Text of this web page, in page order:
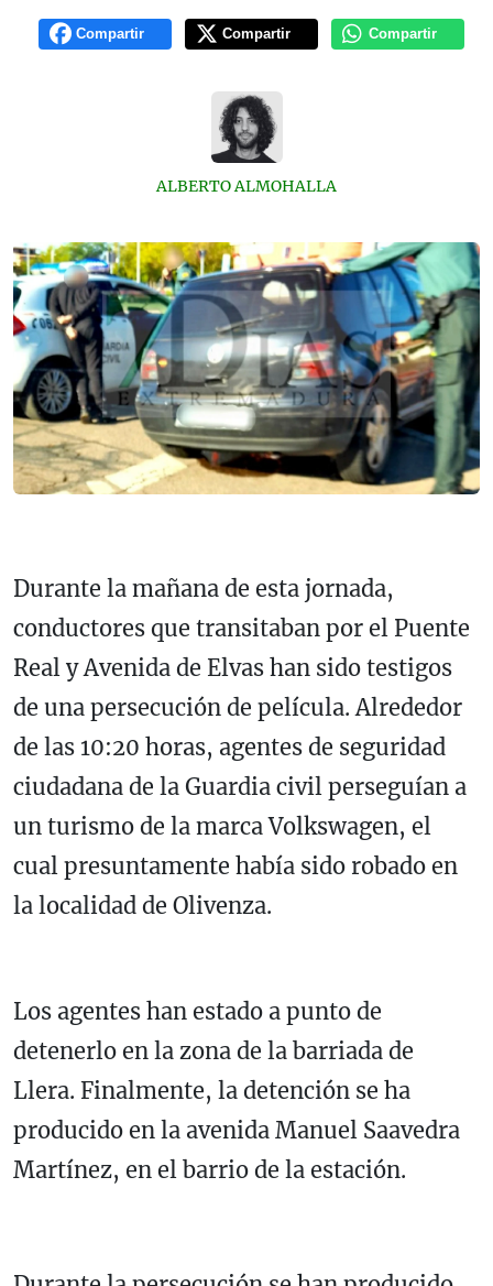
Compartir Compartir Compartir
ALBERTO ALMOHALLA
Durante la mañana de esta jornada,
conductores que transitaban por el Puente
Real y Avenida de Elvas han sido testigos
de una persecución de película. Alrededor
de las 10:20 horas, agentes de seguridad
ciudadana de la Guardia civil perseguían a
un turismo de la marca Volkswagen, el
cual presuntamente había sido robado en
la localidad de Olivenza.
Los agentes han estado a punto de
detenerlo en la zona de la barriada de
Llera. Finalmente, la detención se ha
producido en la avenida Manuel Saavedra
Martínez, en el barrio de la estación.